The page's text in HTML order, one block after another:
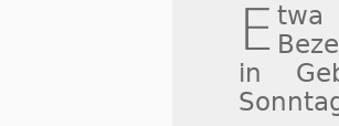
E twa
in